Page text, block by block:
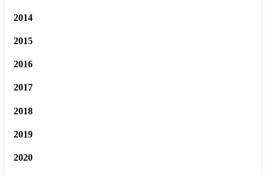
2014
2015
2016
2017
2018
2019
2020